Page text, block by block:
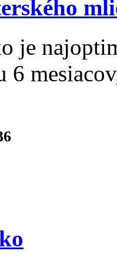
je
6